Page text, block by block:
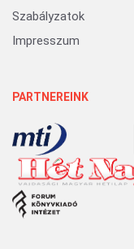
Szabályzatok
Impresszum
PARTNEREINK